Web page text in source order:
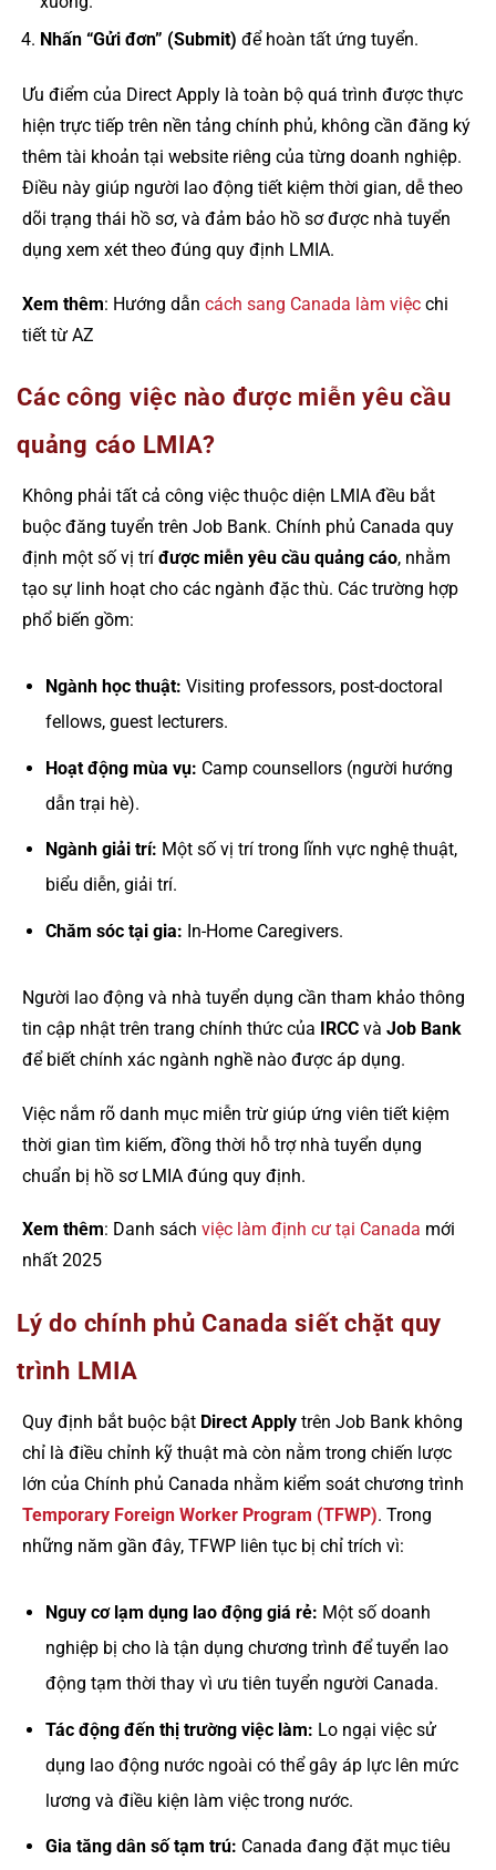
Nhấn “Gửi đơn” (Submit) để hoàn tất ứng tuyển.
Ưu điểm của Direct Apply là toàn bộ quá trình được thực
hiện trực tiếp trên nền tảng chính phủ, không cần đăng ký
thêm tài khoản tại website riêng của từng doanh nghiệp.
Điều này giúp người lao động tiết kiệm thời gian, dễ theo
dõi trạng thái hồ sơ, và đảm bảo hồ sơ được nhà tuyển
dụng xem xét theo đúng quy định LMIA.
Xem thêm: Hướng dẫn cách sang Canada làm việc chi
tiết từ AZ
Các công việc nào được miễn yêu cầu
quảng cáo LMIA?
Không phải tất cả công việc thuộc diện LMIA đều bắt
buộc đăng tuyển trên Job Bank. Chính phủ Canada quy
định một số vị trí được miễn yêu cầu quảng cáo, nhằm
tạo sự linh hoạt cho các ngành đặc thù. Các trường hợp
phổ biến gồm:
Ngành học thuật: Visiting professors, post-doctoral
fellows, guest lecturers.
Hoạt động mùa vụ: Camp counsellors (người hướng
dẫn trại hè).
Ngành giải trí: Một số vị trí trong lĩnh vực nghệ thuật,
biểu diễn, giải trí.
Chăm sóc tại gia: In-Home Caregivers.
Người lao động và nhà tuyển dụng cần tham khảo thông
tin cập nhật trên trang chính thức của IRCC và Job Bank
để biết chính xác ngành nghề nào được áp dụng.
Việc nắm rõ danh mục miễn trừ giúp ứng viên tiết kiệm
thời gian tìm kiếm, đồng thời hỗ trợ nhà tuyển dụng
chuẩn bị hồ sơ LMIA đúng quy định.
Xem thêm: Danh sách việc làm định cư tại Canada mới
nhất 2025
Lý do chính phủ Canada siết chặt quy
trình LMIA
Quy định bắt buộc bật Direct Apply trên Job Bank không
chỉ là điều chỉnh kỹ thuật mà còn nằm trong chiến lược
lớn của Chính phủ Canada nhằm kiểm soát chương trình
Temporary Foreign Worker Program (TFWP). Trong
những năm gần đây, TFWP liên tục bị chỉ trích vì:
Nguy cơ lạm dụng lao động giá rẻ: Một số doanh
nghiệp bị cho là tận dụng chương trình để tuyển lao
động tạm thời thay vì ưu tiên tuyển người Canada.
Tác động đến thị trường việc làm: Lo ngại việc sử
dụng lao động nước ngoài có thể gây áp lực lên mức
lương và điều kiện làm việc trong nước.
Gia tăng dân số tạm trú: Canada đang đặt mục tiêu